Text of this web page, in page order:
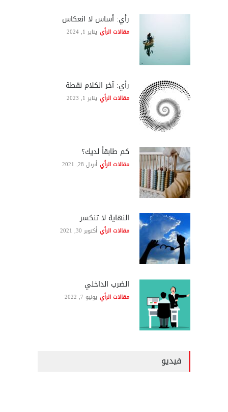
رأي: أساس لا انعكاس
مقالات الرأي يناير 1, 2024
رأي: آخر الكلام نقطة
مقالات الرأي يناير 1, 2023
كم طابقاً لديك؟
مقالات الرأي أبريل 28, 2021
النهاية لا تنكسر
مقالات الرأي أكتوبر 30, 2021
الضرب الداخلي
مقالات الرأي يونيو 7, 2022
فيديو